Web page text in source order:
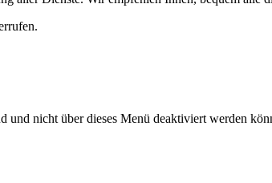
nicht über dieses Menü deaktiviert werden